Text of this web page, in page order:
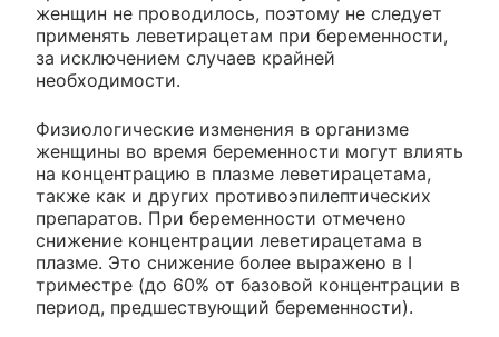
женщин не проводилось, поэтому не следует
применять леветирацетам при беременности,
за исключением случаев крайней
необходимости.
Физиологические изменения в организме
женщины во время беременности могут влиять
на концентрацию в плазме леветирацетама,
также как и других противоэпилептических
препаратов. При беременности отмечено
снижение концентрации леветирацетама в
плазме. Это снижение более выражено в I
триместре (до 60% от базовой концентрации в
период, предшествующий беременности).